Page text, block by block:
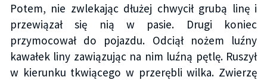
Potem, nie zwlekając dłużej chwycił grubą linę i
przewiązał się nią w pasie. Drugi koniec
przymocował do pojazdu. Odciął nożem luźny
kawałek liny zawiązując na nim luźną pętlę. Ruszył
w kierunku tkwiącego w przerębli wilka. Zwierzę